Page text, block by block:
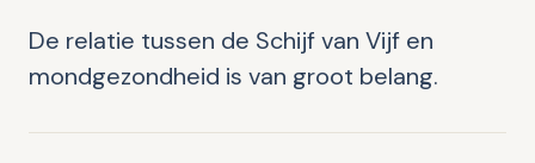
De relatie tussen de Schijf van Vijf en
mondgezondheid is van groot belang.